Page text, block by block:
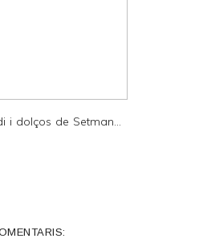
i dolços de Setman...